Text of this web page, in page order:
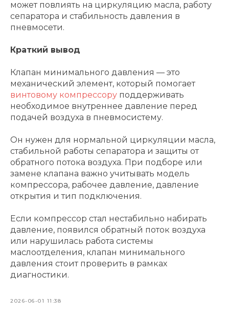
может повлиять на циркуляцию масла, работу
сепаратора и стабильность давления в
пневмосети.
Краткий вывод
Клапан минимального давления — это
механический элемент, который помогает
винтовому компрессору поддерживать
необходимое внутреннее давление перед
подачей воздуха в пневмосистему.
Он нужен для нормальной циркуляции масла,
стабильной работы сепаратора и защиты от
обратного потока воздуха. При подборе или
замене клапана важно учитывать модель
компрессора, рабочее давление, давление
открытия и тип подключения.
Если компрессор стал нестабильно набирать
давление, появился обратный поток воздуха
или нарушилась работа системы
маслоотделения, клапан минимального
давления стоит проверить в рамках
диагностики.
2026-06-01 11:38